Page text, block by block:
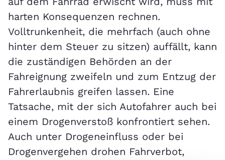
harten Konsequenzen rechnen.
Volltrunkenheit, die mehrfach (auch ohne
hinter dem Steuer zu sitzen) auffällt, kann
die zuständigen Behörden an der
Fahreignung zweifeln und zum Entzug der
Fahrerlaubnis greifen lassen. Eine
Tatsache, mit der sich Autofahrer auch bei
einem Drogenverstoß konfrontiert sehen.
Auch unter Drogeneinfluss oder bei
Drogenvergehen drohen Fahrverbot,